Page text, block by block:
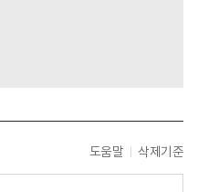
도움말 삭제기준